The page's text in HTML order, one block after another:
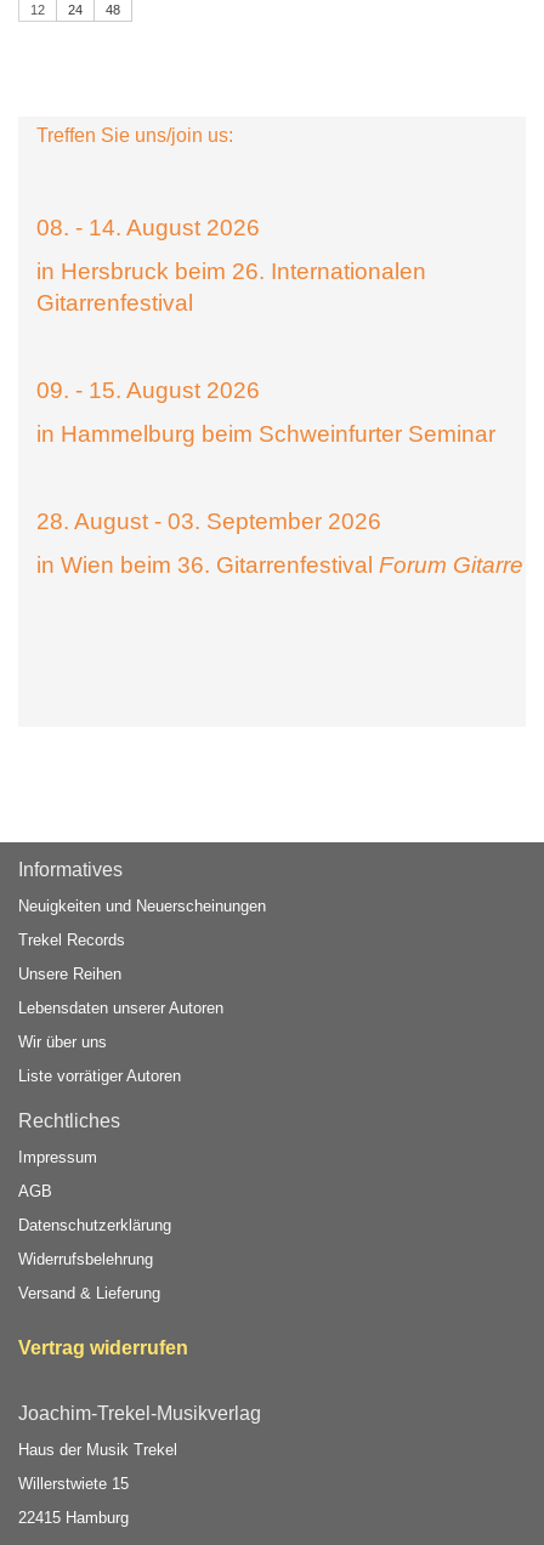
12 24 48
Treffen Sie uns/join us:
08. - 14. August 2026
in Hersbruck beim 26. Internationalen
Gitarrenfestival
09. - 15. August 2026
in Hammelburg beim Schweinfurter Seminar
28. August - 03. September 2026
in Wien beim 36. Gitarrenfestival Forum Gitarre
Informatives
Neuigkeiten und Neuerscheinungen
Trekel Records
Unsere Reihen
Lebensdaten unserer Autoren
Wir über uns
Liste vorrätiger Autoren
Rechtliches
Impressum
AGB
Datenschutzerklärung
Widerrufsbelehrung
Versand & Lieferung
Vertrag widerrufen
Joachim-Trekel-Musikverlag
Haus der Musik Trekel
Willerstwiete 15
22415 Hamburg